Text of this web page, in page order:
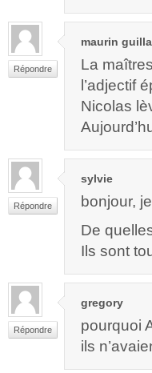
Répondre
maurin
La
l’adjectif
Nicolas
Répondre
sylvie
bonjour,
De
Ils sont
Répondre
gregory
pourquoi
ils